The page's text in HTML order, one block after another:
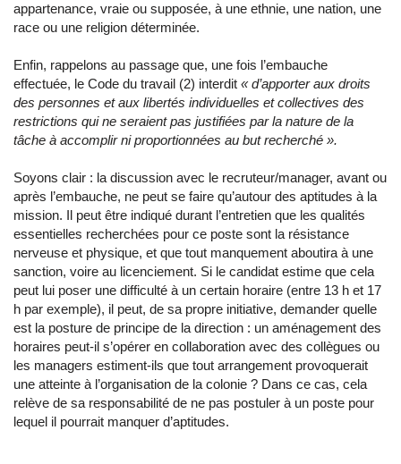
appartenance, vraie ou supposée, à une ethnie, une nation, une
race ou une religion déterminée.
Enfin, rappelons au passage que, une fois l’embauche
effectuée, le Code du travail (2) interdit « d’apporter aux droits
des personnes et aux libertés individuelles et collectives des
restrictions qui ne seraient pas justifiées par la nature de la
tâche à accomplir ni proportionnées au but recherché ».
Soyons clair : la discussion avec le recruteur/manager, avant ou
après l’embauche, ne peut se faire qu’autour des aptitudes à la
mission. Il peut être indiqué durant l’entretien que les qualités
essentielles recherchées pour ce poste sont la résistance
nerveuse et physique, et que tout manquement aboutira à une
sanction, voire au licenciement. Si le candidat estime que cela
peut lui poser une difficulté à un certain horaire (entre 13 h et 17
h par exemple), il peut, de sa propre initiative, demander quelle
est la posture de principe de la direction : un aménagement des
horaires peut-il s’opérer en collaboration avec des collègues ou
les managers estiment-ils que tout arrangement provoquerait
une atteinte à l’organisation de la colonie ? Dans ce cas, cela
relève de sa responsabilité de ne pas postuler à un poste pour
lequel il pourrait manquer d’aptitudes.